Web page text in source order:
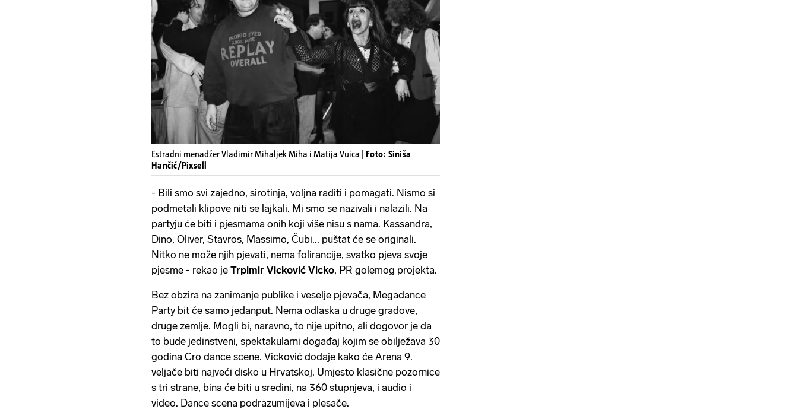
Estradni menadžer Vladimir Mihaljek Miha i Matija Vuica | Foto: Siniša
Hančić/Pixsell
- Bili smo svi zajedno, sirotinja, voljna raditi i pomagati. Nismo si
podmetali klipove niti se lajkali. Mi smo se nazivali i nalazili. Na
partyju će biti i pjesmama onih koji više nisu s nama. Kassandra,
Dino, Oliver, Stavros, Massimo, Čubi... puštat će se originali.
Nitko ne može njih pjevati, nema folirancije, svatko pjeva svoje
pjesme - rekao je Trpimir Vicković Vicko, PR golemog projekta.
Bez obzira na zanimanje publike i veselje pjevača, Megadance
Party bit će samo jedanput. Nema odlaska u druge gradove,
druge zemlje. Mogli bi, naravno, to nije upitno, ali dogovor je da
to bude jedinstveni, spektakularni događaj kojim se obilježava 30
godina Cro dance scene. Vicković dodaje kako će Arena 9.
veljače biti najveći disko u Hrvatskoj. Umjesto klasične pozornice
s tri strane, bina će biti u sredini, na 360 stupnjeva, i audio i
video. Dance scena podrazumijeva i plesače.